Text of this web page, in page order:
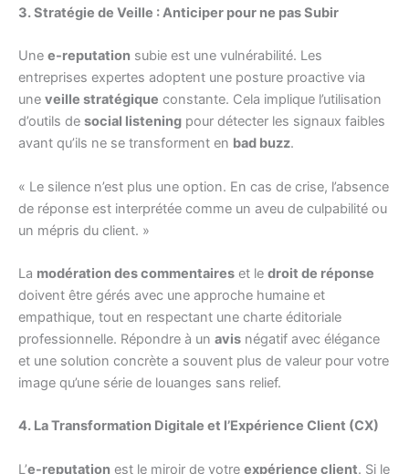
3. Stratégie de Veille : Anticiper pour ne pas Subir
Une e-reputation subie est une vulnérabilité. Les
entreprises expertes adoptent une posture proactive via
une veille stratégique constante. Cela implique l’utilisation
d’outils de social listening pour détecter les signaux faibles
avant qu’ils ne se transforment en bad buzz.
« Le silence n’est plus une option. En cas de crise, l’absence
de réponse est interprétée comme un aveu de culpabilité ou
un mépris du client. »
La modération des commentaires et le droit de réponse
doivent être gérés avec une approche humaine et
empathique, tout en respectant une charte éditoriale
professionnelle. Répondre à un avis négatif avec élégance
et une solution concrète a souvent plus de valeur pour votre
image qu’une série de louanges sans relief.
4. La Transformation Digitale et l’Expérience Client (CX)
L’e-reputation est le miroir de votre expérience client. Si le